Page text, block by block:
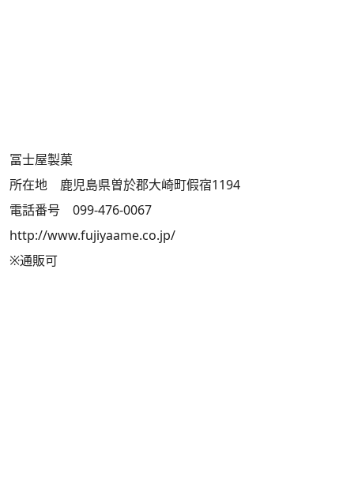
冨士屋製菓
所在地 鹿児島県曽於郡大崎町假宿1194
電話番号 099-476-0067
http://www.fujiyaame.co.jp/
※通販可